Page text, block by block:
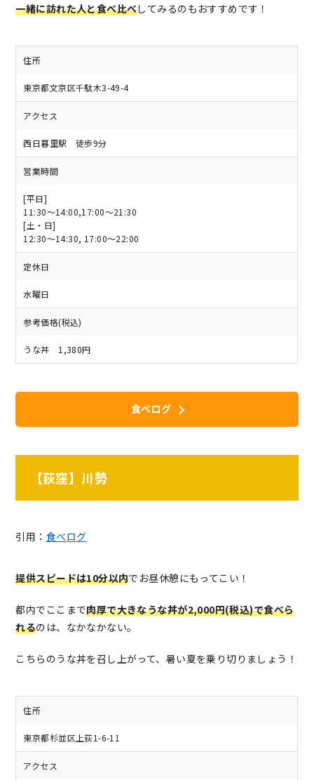
一緒に訪れた人と食べ比べしてみるのもおすすめです！
住所
東京都文京区千駄木3-49-4
アクセス
西日暮里駅 徒歩9分
営業時間
[平日]
11:30～14:00,17:00～21:30
[土・日]
12:30〜14:30, 17:00〜22:00
定休日
水曜日
参考価格(税込)
うな丼 1,380円
食べログ
【荻窪】川勢
引用： 食べログ
提供スピードは10分以内でお昼休憩にもってこい！
都内でここまで肉厚で大きなうな丼が2,000円(税込)で食べら
れるのは、なかなかない。
こちらのうな丼を召し上がって、暑い夏を乗り切りましょう！
住所
東京都杉並区上荻1-6-11
アクセス